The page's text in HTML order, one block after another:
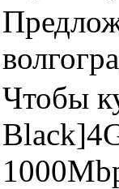
Чтобы